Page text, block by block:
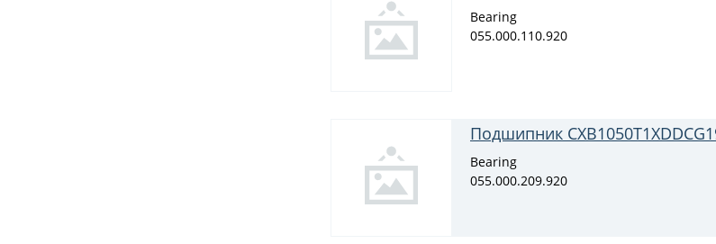
Bearing
055.000.110.920
Подшипник
Bearing
055.000.209.920